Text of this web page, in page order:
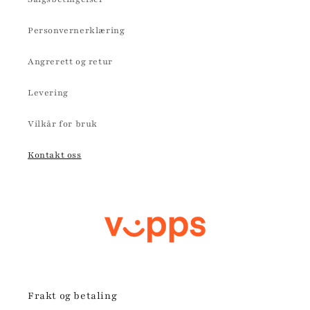
Personvernerklæring
Angrerett og retur
Levering
Vilkår for bruk
Kontakt oss
Frakt og betaling